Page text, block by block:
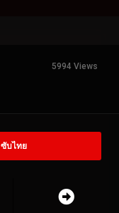
5994 Views
ซับไทย